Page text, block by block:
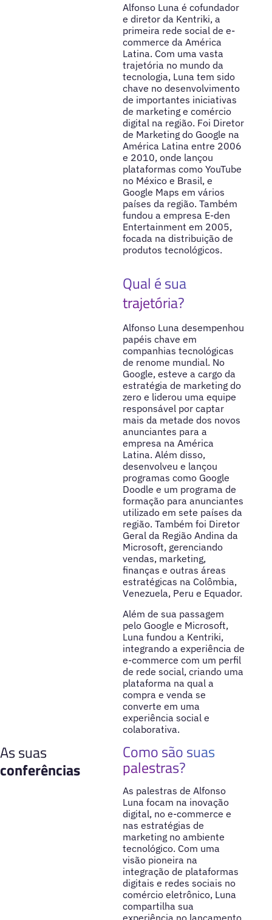
Alfonso Luna é cofundador
e diretor da Kentriki, a
primeira rede social de e-
commerce da América
Latina. Com uma vasta
trajetória no mundo da
tecnologia, Luna tem sido
chave no desenvolvimento
de importantes iniciativas
de marketing e comércio
digital na região. Foi Diretor
de Marketing do Google na
América Latina entre 2006
e 2010, onde lançou
plataformas como YouTube
no México e Brasil, e
Google Maps em vários
países da região. Também
fundou a empresa E-den
Entertainment em 2005,
focada na distribuição de
produtos tecnológicos.
Qual é sua
trajetória?
Alfonso Luna desempenhou
papéis chave em
companhias tecnológicas
de renome mundial. No
Google, esteve a cargo da
estratégia de marketing do
zero e liderou uma equipe
responsável por captar
mais da metade dos novos
anunciantes para a
empresa na América
Latina. Além disso,
desenvolveu e lançou
programas como Google
Doodle e um programa de
formação para anunciantes
utilizado em sete países da
região. Também foi Diretor
Geral da Região Andina da
Microsoft, gerenciando
vendas, marketing,
finanças e outras áreas
estratégicas na Colômbia,
Venezuela, Peru e Equador.
Além de sua passagem
pelo Google e Microsoft,
Luna fundou a Kentriki,
integrando a experiência de
e-commerce com um perfil
de rede social, criando uma
plataforma na qual a
compra e venda se
converte em uma
experiência social e
colaborativa.
As suas
conferências
Como são suas
palestras?
As palestras de Alfonso
Luna focam na inovação
digital, no e-commerce e
nas estratégias de
marketing no ambiente
tecnológico. Com uma
visão pioneira na
integração de plataformas
digitais e redes sociais no
comércio eletrônico, Luna
compartilha sua